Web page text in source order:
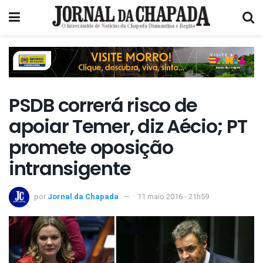
PSDB correrá risco de
apoiar Temer, diz Aécio; PT
promete oposição
intransigente
por Jornal da Chapada 11 maio 2016 - 21h59